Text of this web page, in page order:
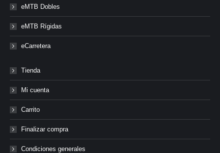
eMTB Dobles
eMTB Rígidas
eCarretera
Tienda
Mi cuenta
Carrito
Finalizar compra
Condiciones generales